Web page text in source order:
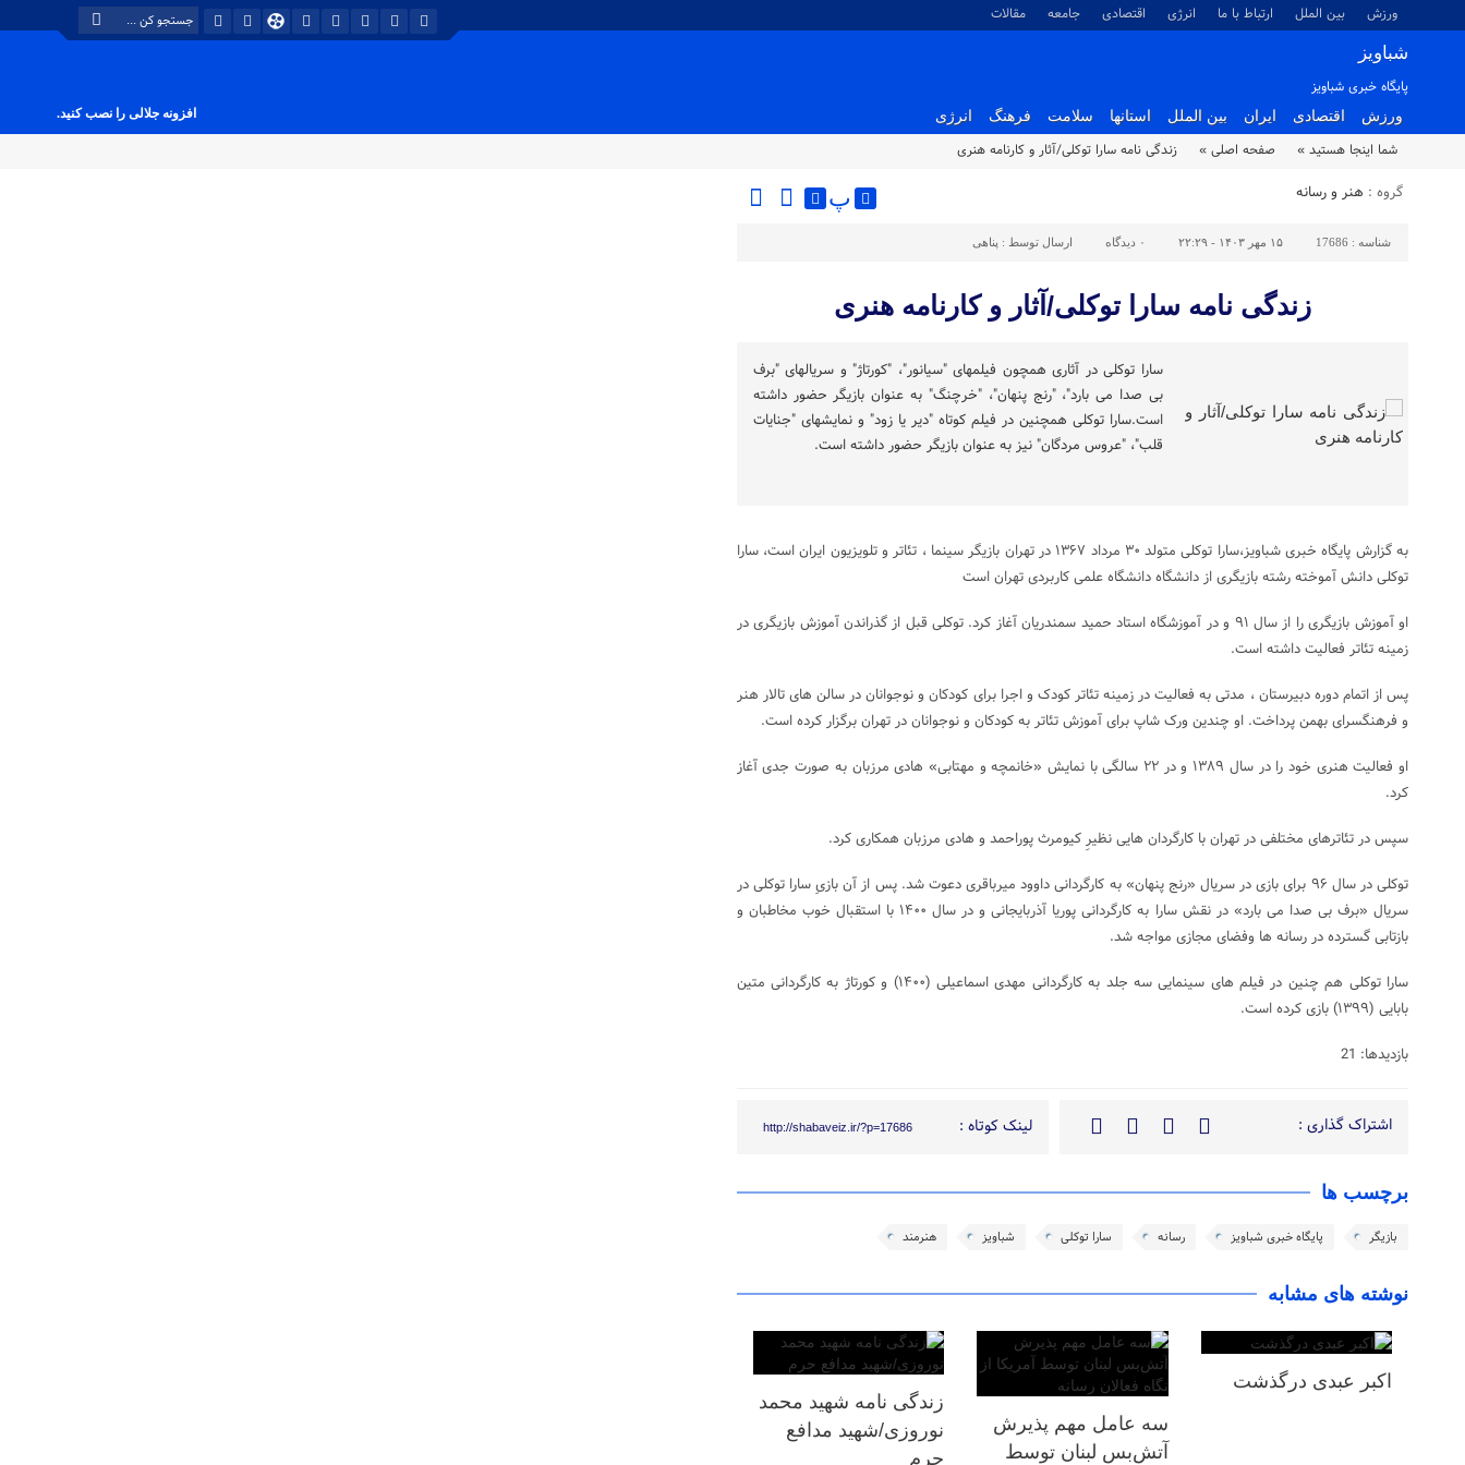
ورزش بین الملل ارتباط با ما انرژی اقتصادی جامعه مقالات
شباویز
پایگاه خبری شباویز
ورزش اقتصادی ایران بین الملل استانها سلامت فرهنگ انرژی افزونه جلالی را نصب کنید.
شما اینجا هستید » صفحه اصلی » زندگی نامه سارا توکلی/آثار و کارنامه هنری
گروه : هنر و رسانه پ
شناسه : 17686 ۱۵ مهر ۱۴۰۳ - ۲۲:۲۹ ۰ دیدگاه ارسال توسط : پناهی
زندگی نامه سارا توکلی/آثار و کارنامه هنری
سارا توکلی در آثاری همچون فیلمهای "سیانور"، "کورتاژ" و سریالهای "برف
بی صدا می بارد"، "رنج پنهان"، "خرچنگ" به عنوان بازیگر حضور داشته
است.سارا توکلی همچنین در فیلم کوتاه "دیر یا زود" و نمایشهای "جنایات
قلب"، "عروس مردگان" نیز به عنوان بازیگر حضور داشته است.
به گزارش پایگاه خبری شباویز،سارا توکلی متولد ۳۰ مرداد ۱۳۶۷ در تهران بازیگر سینما ، تئاتر و تلویزیون ایران است، سارا
توکلی دانش آموخته رشته بازیگری از دانشگاه دانشگاه علمی کاربردی تهران است
او آموزش بازیگری را از سال ۹۱ و در آموزشگاه استاد حمید سمندریان آغاز کرد. توکلی قبل از گذراندن آموزش بازیگری در
زمینه تئاتر فعالیت داشته است.
پس از اتمام دوره دبیرستان ، مدتی به فعالیت در زمینه تئاتر کودک و اجرا برای کودکان و نوجوانان در سالن های تالار هنر
و فرهنگسرای بهمن پرداخت. او چندین ورک شاپ برای آموزش تئاتر به کودکان و نوجوانان در تهران برگزار کرده است.
او فعالیت هنری خود را در سال ۱۳۸۹ و در ۲۲ سالگی با نمایش «خانمچه و مهتابی» هادی مرزبان به صورت جدی آغاز
کرد.
سپس در تئاترهای مختلفی در تهران با کارگردان هایی نظیرِ کیومرث پوراحمد و هادی مرزبان همکاری کرد.
توکلی در سال ۹۶ برای بازی در سریال «رنج پنهان» به کارگردانی داوود میرباقری دعوت شد. پس از آن بازیِ سارا توکلی در
سریال «برف بی صدا می بارد» در نقش سارا به کارگردانی پوریا آذربایجانی و در سال ۱۴۰۰ با استقبال خوب مخاطبان و
بازتابی گسترده در رسانه ها وفضای مجازی مواجه شد.
سارا توکلی هم چنین در فیلم های سینمایی سه جلد به کارگردانی مهدی اسماعیلی (۱۴۰۰) و کورتاژ به کارگردانی متین
بابایی (۱۳۹۹) بازی کرده است.
بازدیدها: 21
اشتراک گذاری : لینک کوتاه : http://shabaveiz.ir/?p=17686
برچسب ها
بازیگر پایگاه خبری شباویز رسانه سارا توکلی شباویز هنرمند
نوشته های مشابه
اکبر عبدی درگذشت
سه عامل مهم پذیرش
آتش‌بس لبنان توسط
زندگی نامه شهید محمد
نوروزی/شهید مدافع
حرم